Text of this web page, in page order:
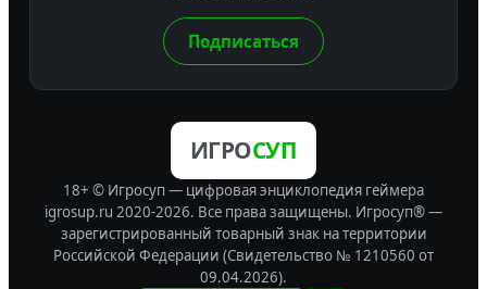
Подписаться
ИГРОСУП
18+ © Игросуп — цифровая энциклопедия геймера
igrosup.ru 2020-2026. Все права защищены. Игросуп® —
зарегистрированный товарный знак на территории
Российской Федерации (Свидетельство № 1210560 от
09.04.2026).